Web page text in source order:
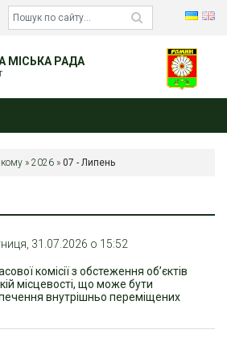
МІСЬКА РАДА
» 2026 » 07 - Липень
31.07.2026 о 15:52
комісії з обстеження об’єктів
місцевості, що може бути
внутрішньо переміщених